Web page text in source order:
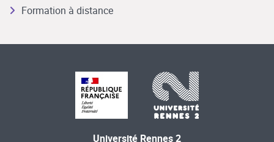
Formation à distance
Université Rennes 2